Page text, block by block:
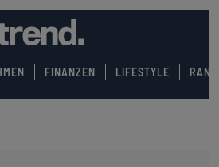
FINANZEN LIFESTYLE